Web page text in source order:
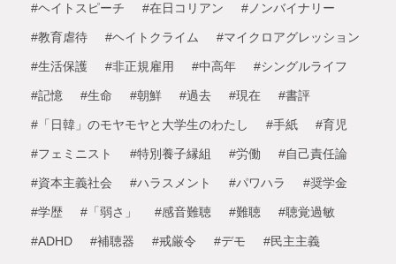
#ヘイトスピーチ #在日コリアン #ノンバイナリー
#教育虐待 #ヘイトクライム #マイクロアグレッション
#生活保護 #非正規雇用 #中高年 #シングルライフ
#記憶 #生命 #朝鮮 #過去 #現在 #書評
#「日韓」のモヤモヤと大学生のわたし #手紙 #育児
#フェミニスト #特別養子縁組 #労働 #自己責任論
#資本主義社会 #ハラスメント #パワハラ #奨学金
#学歴 #「弱さ」 #感音難聴 #難聴 #聴覚過敏
#ADHD #補聴器 #戒厳令 #デモ #民主主義